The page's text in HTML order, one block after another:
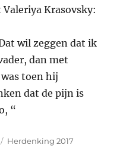
Krasovsky:
wil zeggen dat ik
dan met
toen hij
dat de pijn is
“
Categorieën
Herdenking 2017